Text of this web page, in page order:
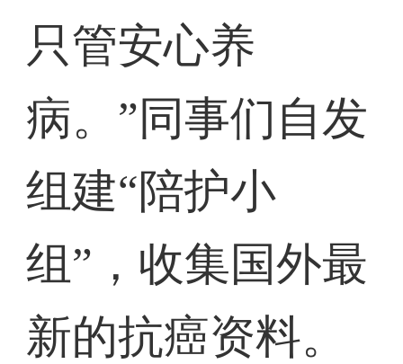
只管安心养
病。”同事们自发
组建“陪护小
组”，收集国外最
新的抗癌资料。